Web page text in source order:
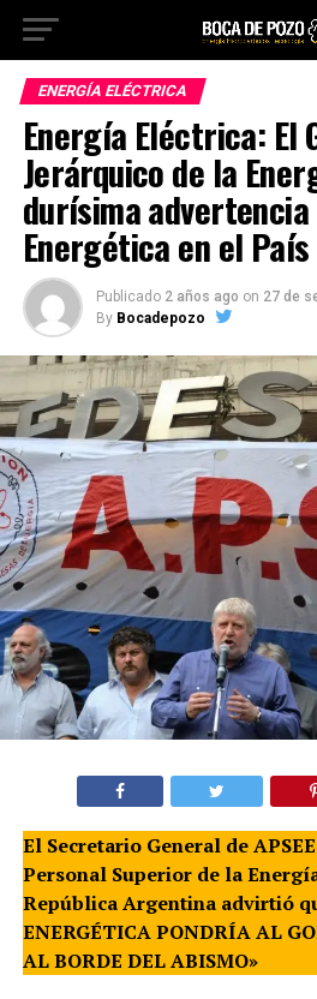
ENERGÍA ELÉCTRICA
Energía Eléctrica: El
Jerárquico de la
durísima
Energética en el País
Publicado 2 años ago on 27 de
By Bocadepozo
El Secretario General de
Personal Superior de la
República Argentina advirtió
ENERGÉTICA PONDRÍA AL
AL BORDE DEL ABISMO»